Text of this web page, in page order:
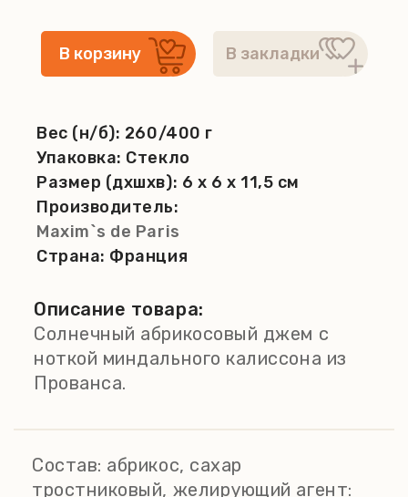
Вес (н/б): 260/400 г
Упаковка: Стекло
Размер (дхшхв): 6 x 6 x 11,5 см
Производитель:
Maxim`s de Paris
Страна: Франция
Описание товара:
Солнечный абрикосовый джем с
ноткой миндального калиссона из
Прованса.
Состав: абрикос, сахар
тростниковый, желирующий агент: